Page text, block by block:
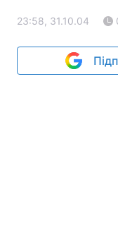
23:58, 31.10.04